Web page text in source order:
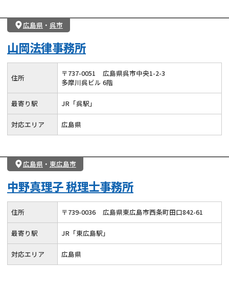
広島県 ・ 呉市
山岡法律事務所
住所 〒737-0051
広島県呉市中央1-2-3
多摩川呉ビル 6階
最寄り駅 JR「呉駅」
対応エリア 広島県
広島県 ・ 東広島市
中野真理子 税理士事務所
住所 〒739-0036 広島県東広島市西条町田口842-61
最寄り駅 JR「東広島駅」
対応エリア 広島県